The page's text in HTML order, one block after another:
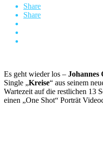
Share
Share
Es geht wieder los – Johannes
Single „Kreise“ aus seinem
Wartezeit auf die restlichen 13
einen „One Shot“ Porträt